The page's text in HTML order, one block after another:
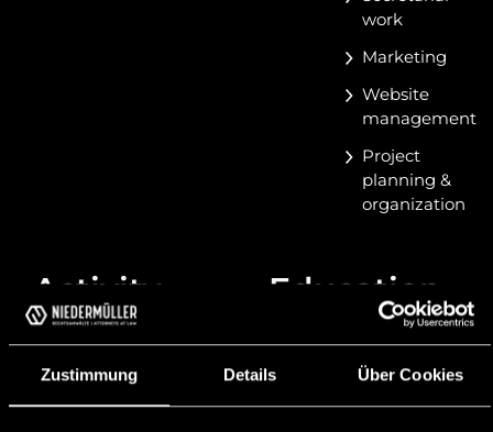
Zustimmung Details Über Cookies
work
Marketing
Website
management
Project
planning &
organization
Activity
2023 Office
management at
Niedermüller
Attorneys at Law,
Education
2023 | 2024
Commercial
diploma BZBS,